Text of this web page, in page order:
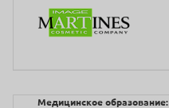
Медицинское образование: